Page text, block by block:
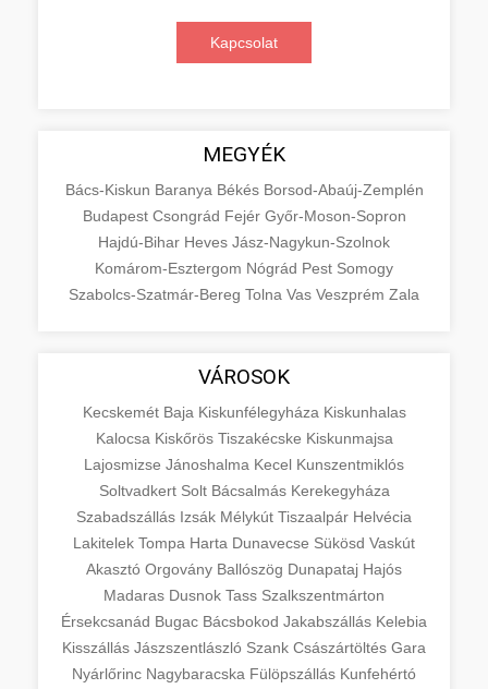
Kapcsolat
MEGYÉK
Bács-Kiskun Baranya Békés Borsod-Abaúj-Zemplén
Budapest Csongrád Fejér Győr-Moson-Sopron
Hajdú-Bihar Heves Jász-Nagykun-Szolnok
Komárom-Esztergom Nógrád Pest Somogy
Szabolcs-Szatmár-Bereg Tolna Vas Veszprém Zala
VÁROSOK
Kecskemét Baja Kiskunfélegyháza Kiskunhalas
Kalocsa Kiskőrös Tiszakécske Kiskunmajsa
Lajosmizse Jánoshalma Kecel Kunszentmiklós
Soltvadkert Solt Bácsalmás Kerekegyháza
Szabadszállás Izsák Mélykút Tiszaalpár Helvécia
Lakitelek Tompa Harta Dunavecse Sükösd Vaskút
Akasztó Orgovány Ballószög Dunapataj Hajós
Madaras Dusnok Tass Szalkszentmárton
Érsekcsanád Bugac Bácsbokod Jakabszállás Kelebia
Kisszállás Jászszentlászló Szank Császártöltés Gara
Nyárlőrinc Nagybaracska Fülöpszállás Kunfehértó